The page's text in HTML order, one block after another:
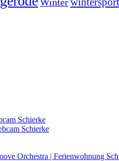
Schierke
Schierke
Orchestra | Ferienwohnung